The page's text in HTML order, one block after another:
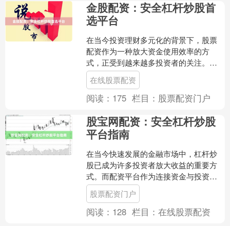
金股配资：安全杠杆炒股首
选平台
在当今投资理财多元化的背景下，股票
配资作为一种放大资金使用效率的方
式，正受到越来越多投资者的关注。然
而，面对市场上众多配资平台，如何选
择一个安全、合规、服务优质....
在线股票配资
阅读： 175 栏目： 股票配资门户
股宝网配资：安全杠杆炒股
平台指南
在当今快速发展的金融市场中，杠杆炒
股已成为许多投资者放大收益的重要方
式。而配资平台作为连接资金与投资者
的桥梁股票配资门户，其安全性、合规
性与服务质量直接关系到投....
股票配资门户
阅读： 128 栏目：在线股票配资